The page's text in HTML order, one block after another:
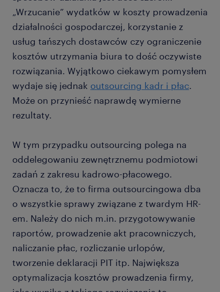
„Wrzucanie” wydatków w koszty prowadzenia
działalności gospodarczej, korzystanie z
usług tańszych dostawców czy ograniczenie
kosztów utrzymania biura to dość oczywiste
rozwiązania. Wyjątkowo ciekawym pomysłem
wydaje się jednak outsourcing kadr i płac.
Może on przynieść naprawdę wymierne
rezultaty.
W tym przypadku outsourcing polega na
oddelegowaniu zewnętrznemu podmiotowi
zadań z zakresu kadrowo-płacowego.
Oznacza to, że to firma outsourcingowa dba
o wszystkie sprawy związane z twardym HR-
em. Należy do nich m.in. przygotowywanie
raportów, prowadzenie akt pracowniczych,
naliczanie płac, rozliczanie urlopów,
tworzenie deklaracji PIT itp. Największa
optymalizacja kosztów prowadzenia firmy,